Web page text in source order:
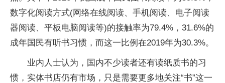
数字化阅读方式(网络在线阅读、手机阅读、电子阅读
器阅读、平板电脑阅读等)的接触率为79.4%，31.6%的
成年国民有听书习惯，而这一比例在2019年为30.3%。
业内人士认为，国内不少读者还有读纸质书的习
惯，实体书店仍有市场，只是需要更多地关注“书”这一